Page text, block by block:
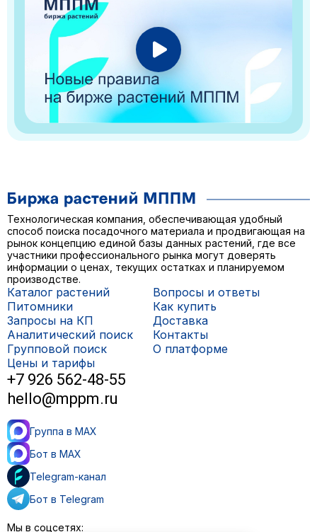
Технологическая компания, обеспечивающая удобный
способ поиска посадочного материала и продвигающая на
рынок концепцию единой базы данных растений, где все
участники профессионального рынка могут доверять
информации о ценах, текущих остатках и планируемом
производстве.
Каталог растений
Питомники
Запросы на КП
Аналитический поиск
Групповой поиск
Цены и тарифы
Вопросы и ответы
Как купить
Доставка
Контакты
О платформе
+7 926 562-48-55
hello@mppm.ru
Группа в MAX
Бот в MAX
Telegram-канал
Бот в Telegram
Мы в соцсетях: